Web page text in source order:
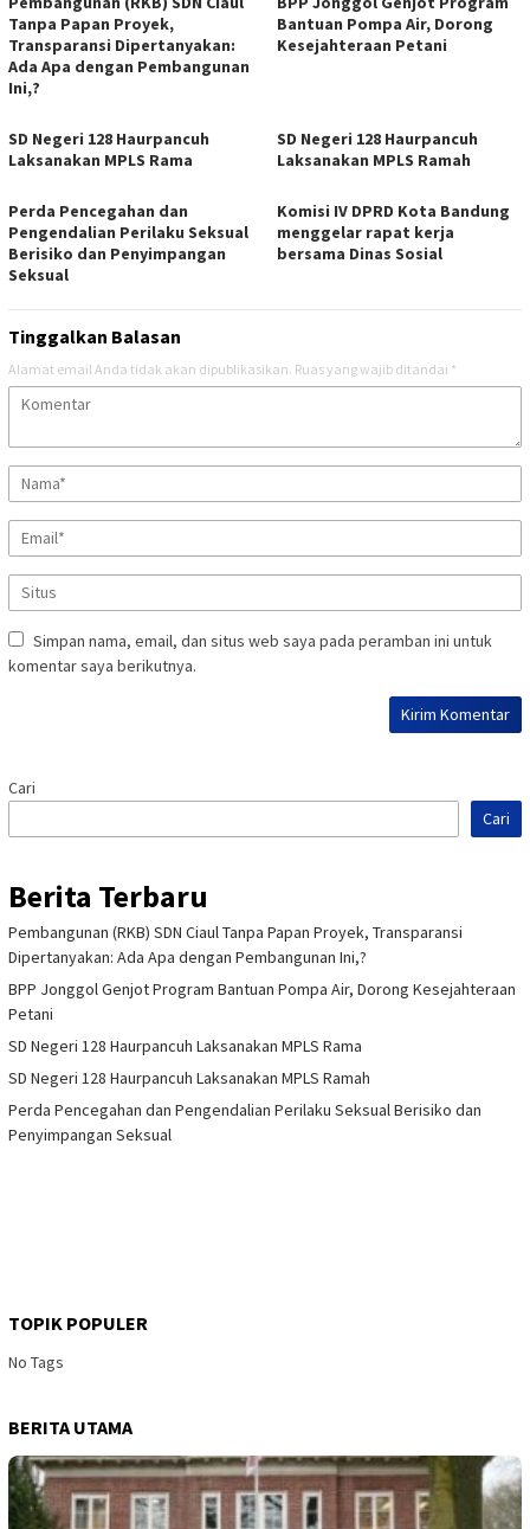
Tanpa Papan Proyek,
Transparansi Dipertanyakan:
Ada Apa dengan Pembangunan
Ini,?
Bantuan Pompa Air, Dorong
Kesejahteraan Petani
SD Negeri 128 Haurpancuh
Laksanakan MPLS Rama
SD Negeri 128 Haurpancuh
Laksanakan MPLS Ramah
Perda Pencegahan dan
Pengendalian Perilaku Seksual
Berisiko dan Penyimpangan
Seksual
Komisi IV DPRD Kota Bandung
menggelar rapat kerja
bersama Dinas Sosial
Tinggalkan Balasan
Alamat email Anda tidak akan dipublikasikan. Ruas yang wajib ditandai *
Simpan nama, email, dan situs web saya pada peramban ini untuk
komentar saya berikutnya.
Cari
Cari
Berita Terbaru
Pembangunan (RKB) SDN Ciaul Tanpa Papan Proyek, Transparansi
Dipertanyakan: Ada Apa dengan Pembangunan Ini,?
BPP Jonggol Genjot Program Bantuan Pompa Air, Dorong Kesejahteraan
Petani
SD Negeri 128 Haurpancuh Laksanakan MPLS Rama
SD Negeri 128 Haurpancuh Laksanakan MPLS Ramah
Perda Pencegahan dan Pengendalian Perilaku Seksual Berisiko dan
Penyimpangan Seksual
TOPIK POPULER
No Tags
BERITA UTAMA